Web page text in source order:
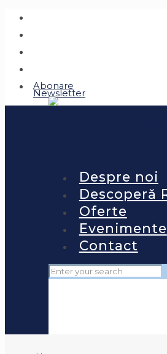
Abonare
Newsletter
Despre noi
Descoperă
Oferte
Evenimente
Contact